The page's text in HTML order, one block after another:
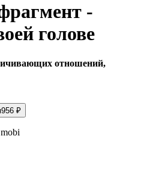
-
голове
отношений,
956 ₽